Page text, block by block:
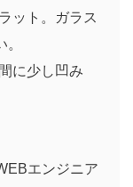
ット。ガラス
に少し凹み
エンジニア